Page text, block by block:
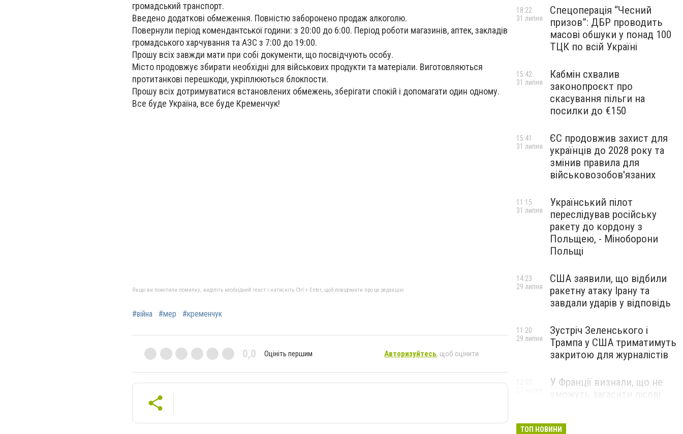
громадський транспорт.
Введено додаткові обмеження. Повністю заборонено продаж алкоголю.
Повернули період комендантської години: з 20:00 до 6:00. Період роботи магазинів, аптек, закладів
громадського харчування та АЗС з 7:00 до 19:00.
Прошу всіх завжди мати при собі документи, що посвідчують особу.
Місто продовжує збирати необхідні для військових продукти та матеріали. Виготовляються
протитанкові перешкоди, укріплюються блокпости.
Прошу всіх дотримуватися встановлених обмежень, зберігати спокій і допомагати один одному.
Все буде Україна, все буде Кременчук!
Якщо ви помітили помилку, виділіть необхідний текст і натисніть Ctrl + Enter, щоб повідомити про це редакцію
#війна #мер #кременчук
0,0 Оцініть першим Авторизуйтесь, щоб оцінити
Спецоперація “Чесний
призов”: ДБР проводить
масові обшуки у понад 100
ТЦК по всій Україні
18:22
31 липня
Кабмін схвалив
законопроєкт про
скасування пільги на
посилки до €150
15:42
31 липня
ЄС продовжив захист для
українців до 2028 року та
змінив правила для
військовозобов'язаних
15:41
31 липня
Український пілот
переслідував російську
ракету до кордону з
Польщею, - Міноборони
Польщі
11:15
31 липня
США заявили, що відбили
ракетну атаку Ірану та
завдали ударів у відповідь
14:23
29 липня
Зустріч Зеленського і
Трампа у США триматимуть
закритою для журналістів
11:20
29 липня
У Франції визнали, що не
ТОП НОВИНИ